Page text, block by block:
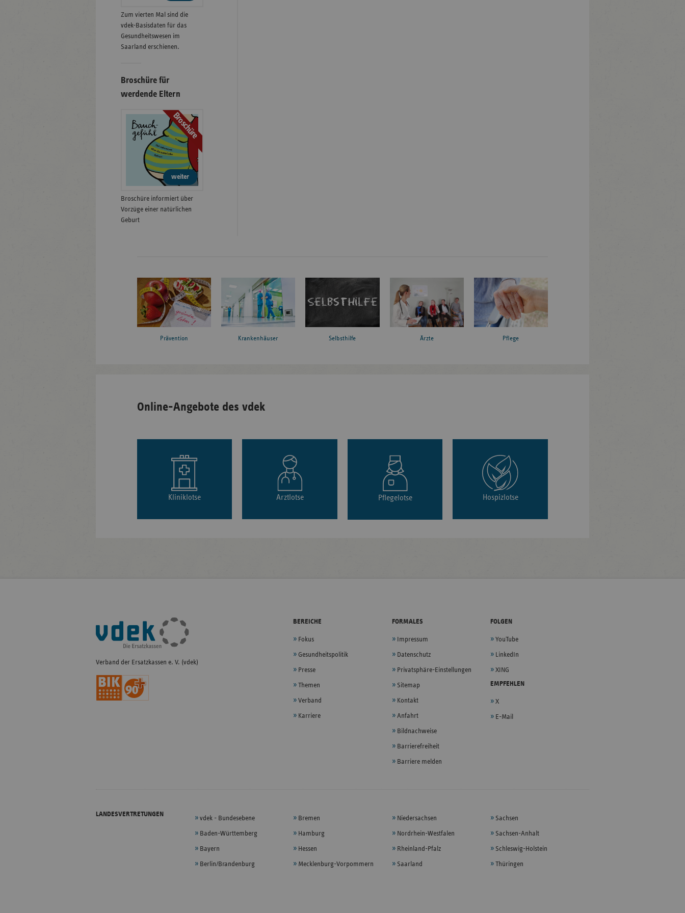
Zum vierten Mal sind die
vdek-Basisdaten für das
Gesundheitswesen im
Saarland erschienen.
Broschüre für
werdende Eltern
Broschüre
weiter
Broschüre informiert über
Vorzüge einer natürlichen
Geburt
Prävention Krankenhäuser Selbsthilfe Ärzte Pflege
Online-Angebote des vdek
Kliniklotse Arztlotse Pflegelotse Hospizlotse
Fußleisten-
Navigation
Verband der Ersatzkassen e. V. (vdek)
BEREICHE
Fokus
Gesundheitspolitik
Presse
Themen
Verband
Karriere
FORMALES
Impressum
Datenschutz
Privatsphäre-Einstellungen
Sitemap
Kontakt
Anfahrt
Bildnachweise
Barrierefreiheit
Barriere melden
FOLGEN
YouTube
LinkedIn
XING
EMPFEHLEN
X
E-Mail
LANDESVERTRETUNGEN
vdek - Bundesebene
Baden-Württemberg
Bayern
Berlin/Brandenburg
Bremen
Hamburg
Hessen
Mecklenburg-Vorpommern
Niedersachsen
Nordrhein-Westfalen
Rheinland-Pfalz
Saarland
Sachsen
Sachsen-Anhalt
Schleswig-Holstein
Thüringen